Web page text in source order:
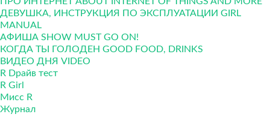
ДЕВУШКА, ИНСТРУКЦИЯ ПО ЭКСПЛУАТАЦИИ GIRL
MANUAL
АФИША SHOW MUST GO ON!
КОГДА ТЫ ГОЛОДЕН GOOD FOOD, DRINKS
ВИДЕО ДНЯ VIDEO
R Dрайв тест
R Girl
Мисс R
Журнал